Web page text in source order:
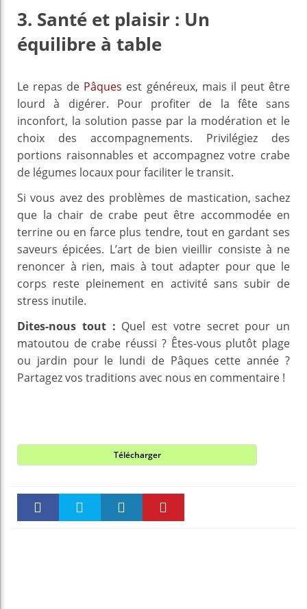
3. Santé et plaisir : Un
équilibre à table
Le repas de Pâques est généreux, mais il peut être
lourd à digérer. Pour profiter de la fête sans
inconfort, la solution passe par la modération et le
choix des accompagnements. Privilégiez des
portions raisonnables et accompagnez votre crabe
de légumes locaux pour faciliter le transit.
Si vous avez des problèmes de mastication, sachez
que la chair de crabe peut être accommodée en
terrine ou en farce plus tendre, tout en gardant ses
saveurs épicées. L’art de bien vieillir consiste à ne
renoncer à rien, mais à tout adapter pour que le
corps reste pleinement en activité sans subir de
stress inutile.
Dites-nous tout : Quel est votre secret pour un
matoutou de crabe réussi ? Êtes-vous plutôt plage
ou jardin pour le lundi de Pâques cette année ?
Partagez vos traditions avec nous en commentaire !
Télécharger